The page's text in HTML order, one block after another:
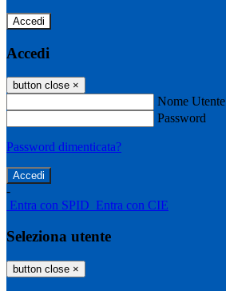
Accedi
Accedi
button close ×
Nome Utente
Password
Password dimenticata?
-
Entra con SPID Entra con CIE
Seleziona utente
button close ×